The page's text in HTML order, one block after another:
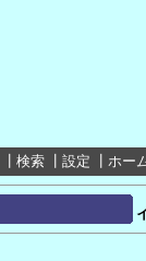
検索 設定 ホー